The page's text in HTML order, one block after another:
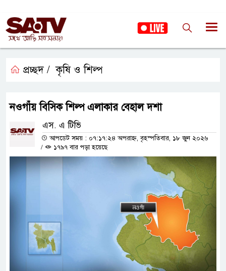
প্রচ্ছদ / কৃষি ও শিল্প
নওগাঁয় বিসিক শিল্প এলাকার বেহাল দশা
এস. এ টিভি
আপডেট সময় : ০৭:১৭:২৪ অপরাহ্ন, বৃহস্পতিবার, ১৮ জুন ২০২৬
/
১৭৯৭ বার পড়া হয়েছে